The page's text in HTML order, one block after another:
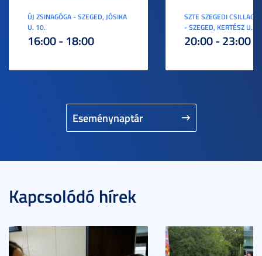
Eseménynaptár
ÚJ ZSINAGÓGA - SZEGED, JÓSIKA
U. 10.
16:00 - 18:00
SZTE SZEGEDI
- SZEGED, KERTÉSZ U. 3.
20:00 - 23:00
Kapcsolódó hírek